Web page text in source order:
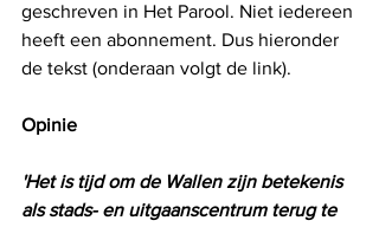
geschreven in Het Parool. Niet iedereen
heeft een abonnement. Dus hieronder
de tekst (onderaan volgt de link).
Opinie
'Het is tijd om de Wallen zijn betekenis
als stads- en uitgaanscentrum terug te